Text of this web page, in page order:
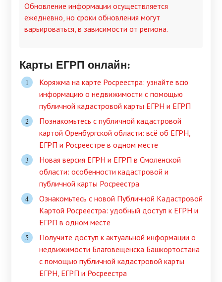
Обновление информации осуществляется
ежедневно, но сроки обновления могут
варьироваться, в зависимости от региона.
Карты ЕГРП онлайн:
Коряжма на карте Росреестра: узнайте всю
информацию о недвижимости с помощью
публичной кадастровой карты ЕГРН и ЕГРП
Познакомьтесь с публичной кадастровой
картой Оренбургской области: всё об ЕГРН,
ЕГРП и Росреестре в одном месте
Новая версия ЕГРН и ЕГРП в Смоленской
области: особенности кадастровой и
публичной карты Росреестра
Ознакомьтесь с новой Публичной Кадастровой
Картой Росреестра: удобный доступ к ЕГРН и
ЕГРП в одном месте
Получите доступ к актуальной информации о
недвижимости Благовещенска Башкортостана
с помощью публичной кадастровой карты
ЕГРН, ЕГРП и Росреестра